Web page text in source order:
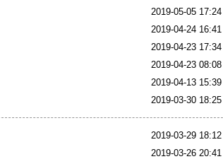
2019-05-05 17:24
2019-04-24 16:41
2019-04-23 17:34
2019-04-23 08:08
2019-04-13 15:39
2019-03-30 18:25
2019-03-29 18:12
2019-03-26 20:41